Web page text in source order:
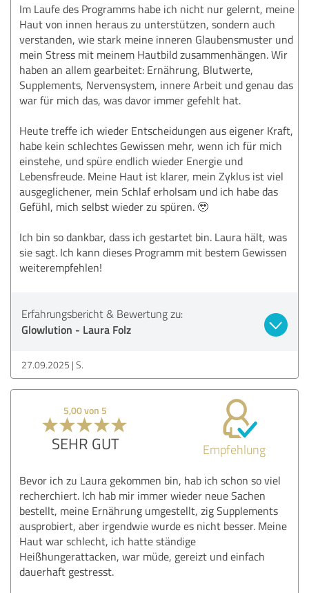
Im Laufe des Programms habe ich nicht nur gelernt, meine
Haut von innen heraus zu unterstützen, sondern auch
verstanden, wie stark meine inneren Glaubensmuster und
mein Stress mit meinem Hautbild zusammenhängen. Wir
haben an allem gearbeitet: Ernährung, Blutwerte,
Supplements, Nervensystem, innere Arbeit und genau das
war für mich das, was davor immer gefehlt hat.
Heute treffe ich wieder Entscheidungen aus eigener Kraft,
habe kein schlechtes Gewissen mehr, wenn ich für mich
einstehe, und spüre endlich wieder Energie und
Lebensfreude. Meine Haut ist klarer, mein Zyklus ist viel
ausgeglichener, mein Schlaf erholsam und ich habe das
Gefühl, mich selbst wieder zu spüren. 🥹
Ich bin so dankbar, dass ich gestartet bin. Laura hält, was
sie sagt. Ich kann dieses Programm mit bestem Gewissen
weiterempfehlen!
Erfahrungsbericht & Bewertung zu:
Glowlution - Laura Folz
27.09.2025 S.
5,00 von 5
SEHR GUT Empfehlung
Bevor ich zu Laura gekommen bin, hab ich schon so viel
recherchiert. Ich hab mir immer wieder neue Sachen
bestellt, meine Ernährung umgestellt, zig Supplements
ausprobiert, aber irgendwie wurde es nicht besser. Meine
Haut war schlecht, ich hatte ständige
Heißhungerattacken, war müde, gereizt und einfach
dauerhaft gestresst.